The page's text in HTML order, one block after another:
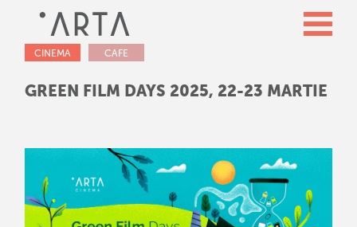
CINEMA CAFE
GREEN FILM DAYS 2025, 22-23 MARTIE